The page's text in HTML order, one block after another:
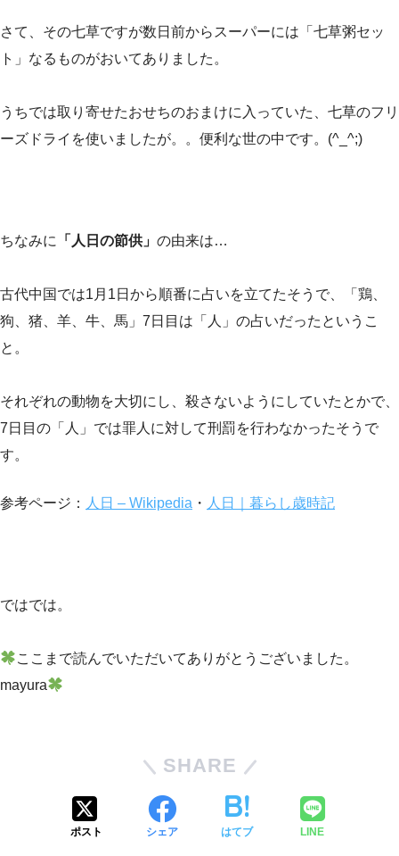
さて、その七草ですが数日前からスーパーには「七草粥セッ
ト」なるものがおいてありました。
うちでは取り寄せたおせちのおまけに入っていた、七草のフリ
ーズドライを使いましたが。。便利な世の中です。(^_^;)
ちなみに 「人日の節供」 の由来は…
古代中国では1月1日から順番に占いを立てたそうで、「鶏、
狗、猪、羊、牛、馬」7日目は「人」の占いだったというこ
と。
それぞれの動物を大切にし、殺さないようにしていたとかで、
7日目の「人」では罪人に対して刑罰を行わなかったそうで
す。
参考ページ： 人日 – Wikipedia ・ 人日｜暮らし歳時記
ではでは。
ここまで読んでいただいてありがとうございました。
mayura
SHARE
ポスト シェア はてブ LINE